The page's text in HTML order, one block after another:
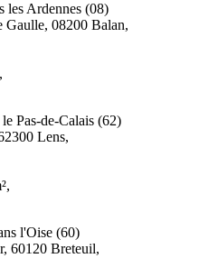
les Ardennes (08)
Gaulle, 08200 Balan,
Pas-de-Calais (62)
Lens,
l'Oise (60)
60120 Breteuil,